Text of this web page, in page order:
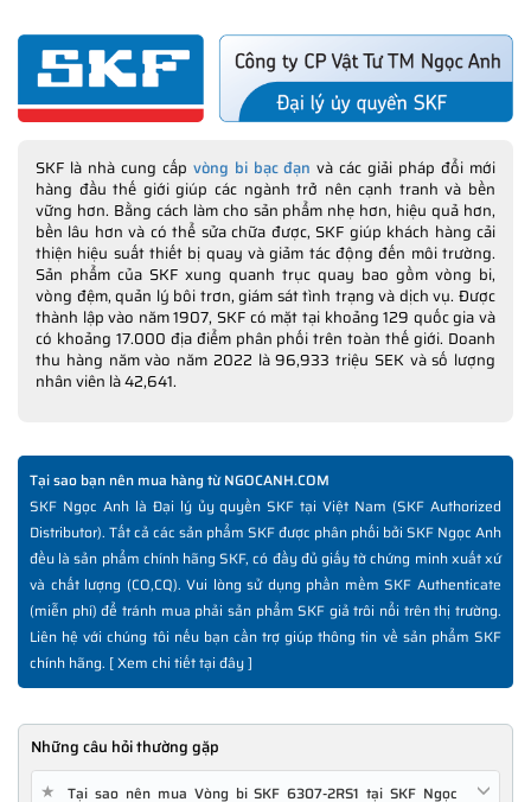
Chúng tôi mong muốn nhận được sự phản hồi, góp ý từ Quý
khách hàng qua email: feedback@ngocanh.com chúng tôi sẽ có
góp giúp NGOCANH.COM hoàn thiện tốt hơn trải nghiệm Khách
hàng.
THÔNG TIN HỮU ÍCH NÊN THAM KHẢO TRƯỚC KHI
MUA HÀNG
✅Chất lượng vòng bi SKF chính hãng
✅Những cách phân biệt vòng bi SKF giả bằng mắt thường
✅ SKF Authenticate, Phần mềm kiểm tra vòng bi SKF giả
SKF là nhà cung cấp vòng bi bạc đạn và các giải pháp đổi mới
hàng đầu thế giới giúp các ngành trở nên cạnh tranh và bền
vững hơn. Bằng cách làm cho sản phẩm nhẹ hơn, hiệu quả hơn,
bền lâu hơn và có thể sửa chữa được, SKF giúp khách hàng cải
thiện hiệu suất thiết bị quay và giảm tác động đến môi trường.
Sản phẩm của SKF xung quanh trục quay bao gồm vòng bi,
vòng đệm, quản lý bôi trơn, giám sát tình trạng và dịch vụ. Được
thành lập vào năm 1907, SKF có mặt tại khoảng 129 quốc gia và
có khoảng 17.000 địa điểm phân phối trên toàn thế giới. Doanh
thu hàng năm vào năm 2022 là 96,933 triệu SEK và số lượng
nhân viên là 42,641.
Tại sao bạn nên mua hàng từ NGOCANH.COM
SKF Ngọc Anh là Đại lý ủy quyền SKF tại Việt Nam (SKF Authorized
Distributor). Tất cả các sản phẩm SKF được phân phối bởi SKF Ngọc Anh
đều là sản phẩm chính hãng SKF, có đầy đủ giấy tờ chứng minh xuất xứ
và chất lượng (CO,CQ). Vui lòng sử dụng phần mềm SKF Authenticate
(miễn phí) để tránh mua phải sản phẩm SKF giả trôi nổi trên thị trường.
Liên hệ với chúng tôi nếu bạn cần trợ giúp thông tin về sản phẩm SKF
chính hãng. [Xem chi tiết tại đây]
Những câu hỏi thường gặp
★
Tại sao nên mua Vòng bi SKF 6307-2RS1 tại SKF Ngọc